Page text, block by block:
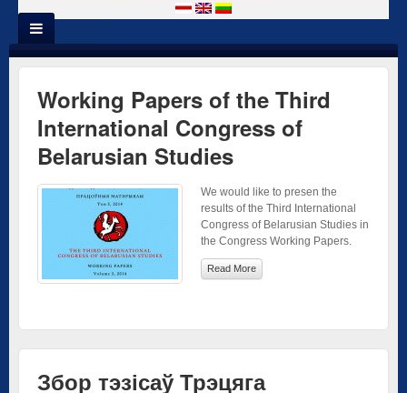
Working Papers of the Third
International Congress of
Belarusian Studies
We would like to presen the
results of the Third International
Congress of Belarusian Studies in
the Congress Working Papers.
Read More
Збор тэзісаў Трэцяга